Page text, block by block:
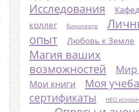
Исследования
коллег
Кинотеатр
опыт
Любовь к Земле
Магия ваших
возможностей
Мои книги
Моя
сертификаты
НЕО